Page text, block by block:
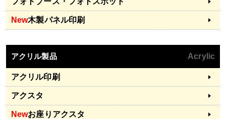
New木製パネル印刷
アクリル製品 Acrylic
アクリル印刷
アクスタ
Newお座りアクスタ